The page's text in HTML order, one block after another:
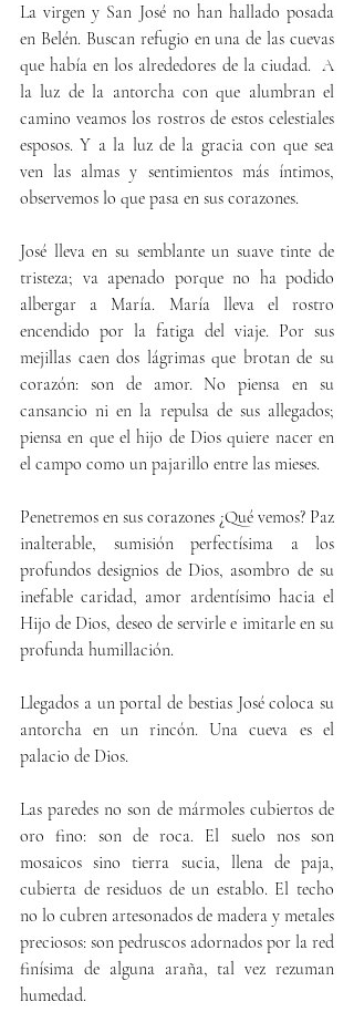
La virgen y San José no han hallado posada
en Belén. Buscan refugio en una de las cuevas
que había en los alrededores de la ciudad.  A
la luz de la antorcha con que alumbran el
camino veamos los rostros de estos celestiales
esposos. Y a la luz de la gracia con que sea
ven las almas y sentimientos más íntimos,
observemos lo que pasa en sus corazones.
José lleva en su semblante un suave tinte de
tristeza; va apenado porque no ha podido
albergar a María. María lleva el rostro
encendido por la fatiga del viaje. Por sus
mejillas caen dos lágrimas que brotan de su
corazón: son de amor. No piensa en su
cansancio ni en la repulsa de sus allegados;
piensa en que el hijo de Dios quiere nacer en
el campo como un pajarillo entre las mieses.
Penetremos en sus corazones ¿Qué vemos? Paz
inalterable, sumisión perfectísima a los
profundos designios de Dios, asombro de su
inefable caridad, amor ardentísimo hacia el
Hijo de Dios, deseo de servirle e imitarle en su
profunda humillación.
Llegados a un portal de bestias José coloca su
antorcha en un rincón. Una cueva es el
palacio de Dios.
Las paredes no son de mármoles cubiertos de
oro fino: son de roca. El suelo nos son
mosaicos sino tierra sucia, llena de paja,
cubierta de residuos de un establo. El techo
no lo cubren artesonados de madera y metales
preciosos: son pedruscos adornados por la red
finísima de alguna araña, tal vez rezuman
humedad.